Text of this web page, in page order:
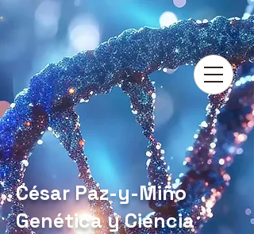
César Paz-y-Miño
Genética y Ciencia